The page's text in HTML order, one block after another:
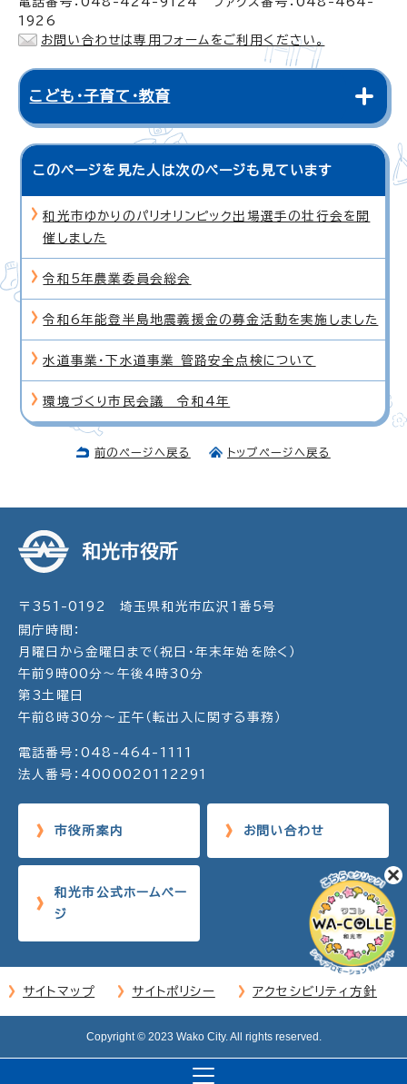
1926
お問い合わせは専用フォームをご利用ください。
こども・子育て・教育
このページを見た人は次のページも見ています
和光市ゆかりのパリオリンピック出場選手の壮行会を開
催しました
令和5年農業委員会総会
令和6年能登半島地震義援金の募金活動を実施しました
水道事業・下水道事業 管路安全点検について
環境づくり市民会議 令和4年
前のページへ戻る トップページへ戻る
和光市役所
〒351-0192 埼玉県和光市広沢1番5号
開庁時間：
月曜日から金曜日まで（祝日・年末年始を除く）
午前9時00分～午後4時30分
第3土曜日
午前8時30分～正午（転出入に関する事務）
電話番号：048-464-1111
法人番号：4000020112291
市役所案内 お問い合わせ
和光市公式ホームペー
ジ
サイトマップ サイトポリシー アクセシビリティ方針
Copyright © 2023 Wako City. All rights reserved.